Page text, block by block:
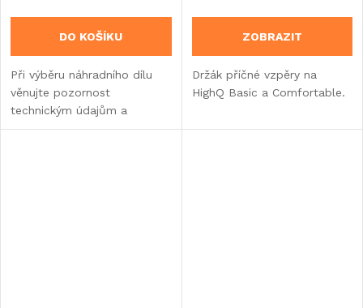
DO KOŠÍKU
Při výběru náhradního dílu
věnujte pozornost
technickým údajům a
informacím o výrobku. Pro
ZOBRAZIT
Držák příčné vzpěry na
HighQ Basic a Comfortable.